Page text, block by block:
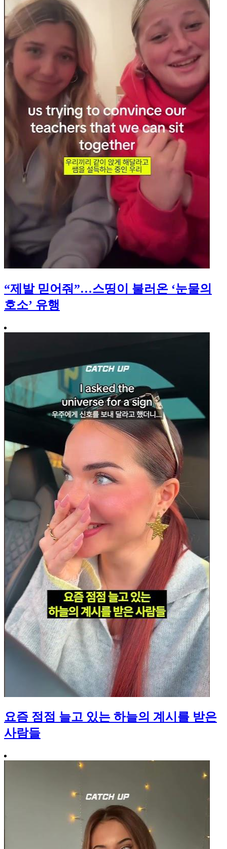
“제발 믿어줘”…스띵이 불러온 ‘눈물의
호소’ 유행
요즘 점점 늘고 있는 하늘의 계시를 받은
사람들